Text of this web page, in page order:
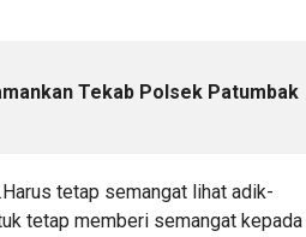
Tekab Polsek Patumbak
tetap semangat lihat adik-
tetap memberi semangat kepada